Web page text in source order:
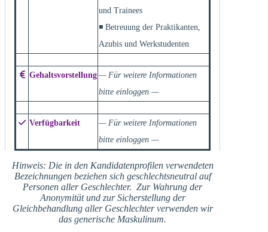
und Trainees
◾ Betreuung der Praktikanten,
Azubis und Werkstudenten
Gehaltsvorstellung — Für weitere Informationen
bitte einloggen —
Verfügbarkeit
— Für weitere Informationen
bitte einloggen —
Hinweis: Die in den Kandidatenprofilen verwendeten
Bezeichnungen beziehen sich geschlechtsneutral auf
Personen aller Geschlechter. Zur Wahrung der
Anonymität und zur Sicherstellung der
Gleichbehandlung aller Geschlechter verwenden wir
das generische Maskulinum.